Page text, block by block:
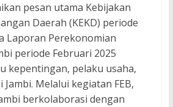
pesan utama Kebijakan
Daerah (KEKD) periode
Laporan Perekonomian
periode Februari 2025
kepentingan, pelaku usaha,
Melalui kegiatan FEB,
berkolaborasi dengan